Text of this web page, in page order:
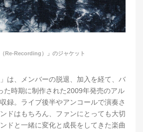
Re-Recording）」のジャケット
」は、メンバーの脱退、加入を経て、バ
た時期に制作された2009年発売のアル
録。ライブ後半やアンコールで演奏さ
ドはもちろん、ファンにとっても大切
ドと一緒に変化と成長をしてきた楽曲